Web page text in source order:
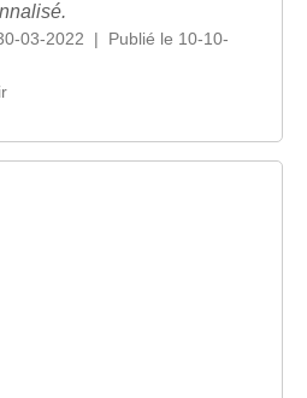
03-2022 | Publié le 10-10-